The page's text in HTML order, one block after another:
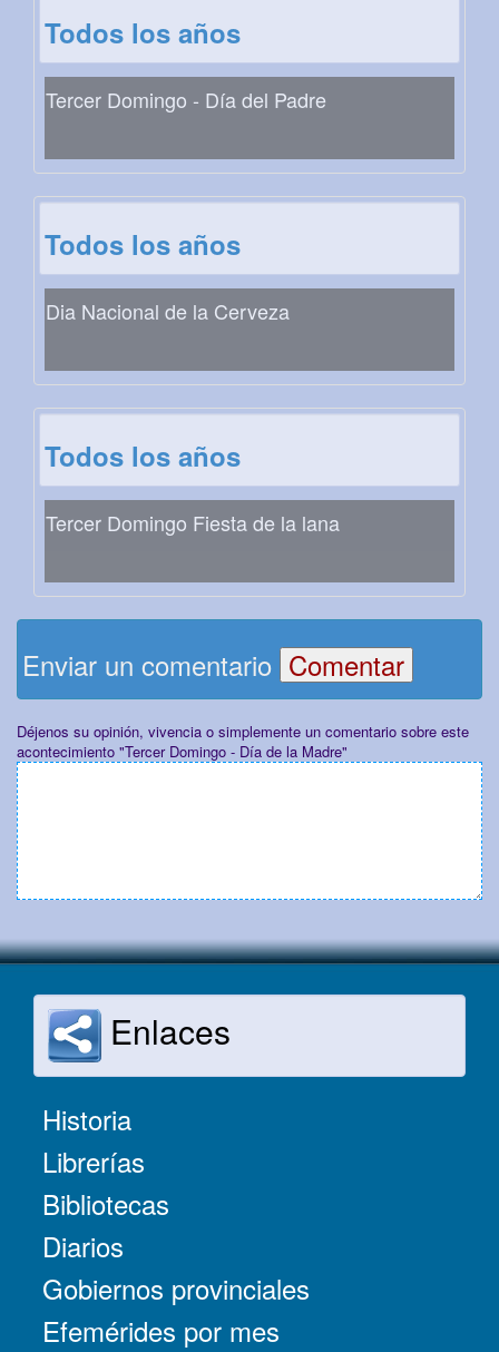
Todos los años
Tercer Domingo - Día del Padre
Todos los años
Dia Nacional de la Cerveza
Todos los años
Tercer Domingo Fiesta de la lana
Enviar un comentario
Déjenos su opinión, vivencia o simplemente un comentario sobre este
acontecimiento "Tercer Domingo - Día de la Madre"
Enlaces
Historia
Librerías
Bibliotecas
Diarios
Gobiernos provinciales
Efemérides por mes